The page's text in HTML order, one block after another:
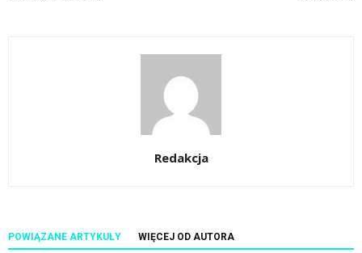
Redakcja
POWIĄZANE ARTYKUŁY WIĘCEJ OD AUTORA